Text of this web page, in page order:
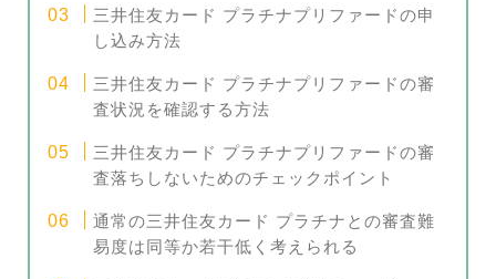
三井住友カード プラチナプリファードの申
し込み方法
三井住友カード プラチナプリファードの審
査状況を確認する方法
三井住友カード プラチナプリファードの審
査落ちしないためのチェックポイント
通常の三井住友カード プラチナとの審査難
易度は同等か若干低く考えられる